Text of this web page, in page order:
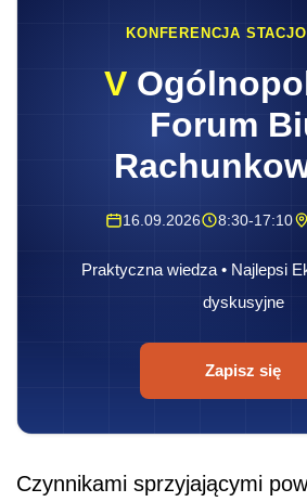
KONFERENCJA
V
Forum
16.09.2026 8:30-17:10
Praktyczna wiedza • Najlepsi
dyskusyjne
Zapisz się
Czynnikami sprzyjającymi